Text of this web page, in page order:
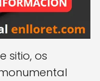
sitio, os